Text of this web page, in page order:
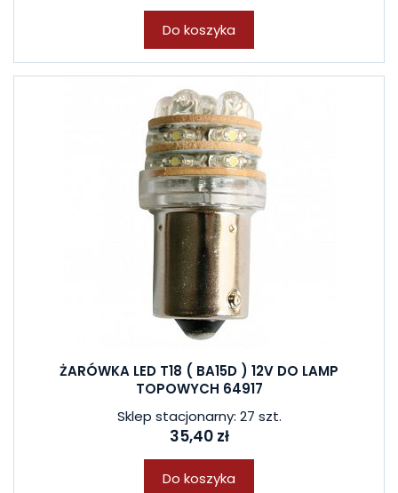
Do koszyka
ŻARÓWKA LED T18 ( BA15D ) 12V DO LAMP
TOPOWYCH 64917
Sklep stacjonarny: 27 szt.
35,40 zł
Do koszyka